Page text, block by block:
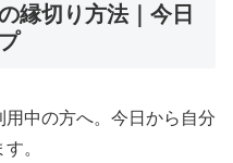
縁切り方法｜今日
中の方へ。今日から自分
。